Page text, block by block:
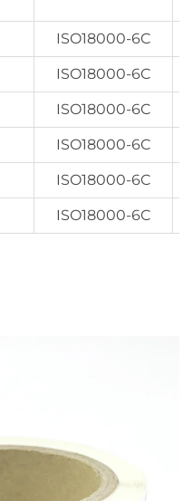
ISO18000-6C
ISO18000-6C
ISO18000-6C
ISO18000-6C
ISO18000-6C
ISO18000-6C